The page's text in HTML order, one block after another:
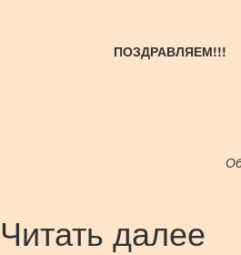
ПОЗДРАВЛЯЕМ!!!
Читать далее